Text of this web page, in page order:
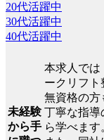
20代活躍中
30代活躍中
40代活躍中
未経験
から手
本求人では
ークリフト
無資格の方
丁寧な指導
ら学べます